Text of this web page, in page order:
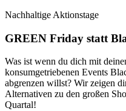
Nachhaltige Aktionstage
GREEN Friday statt
Was ist wenn du dich mit
konsumgetriebenen Events
abgrenzen willst? Wir zeigen
Alternativen zu den großen
Quartal!